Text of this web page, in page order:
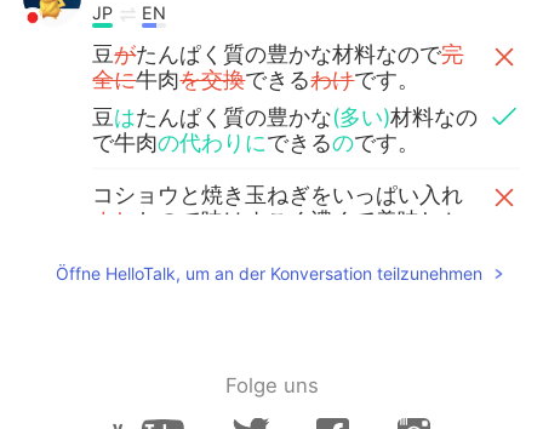
JP EN
豆がたんぱく質の豊かな材料なので完
全に牛肉を交換できるわけです。
豆はたんぱく質の豊かな(多い)材料なの
で牛肉の代わりにできるのです。
コショウと焼き玉ねぎをいっぱい入れ
まし
たので味はすごく濃くて美味しか
コショウと焼き玉ねぎをいっぱい入れ
Öffne HelloTalk, um an der Konversation teilzunehmen
Folge uns